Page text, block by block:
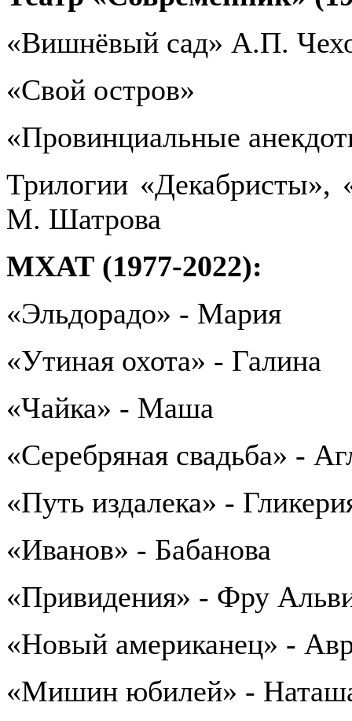
«Вишнёвый сад» А.П.
«Свой остров»
«Провинциальные
Трилогии «Декабристы»,
М. Шатрова
МХАТ (1977-2022):
«Эльдорадо» - Мария
«Утиная охота» - Галина
«Чайка» - Маша
«Серебряная свадьба» -
«Путь издалека» -
«Иванов» - Бабанова
«Привидения» - Фру
«Новый американец» -
«Мишин юбилей» -